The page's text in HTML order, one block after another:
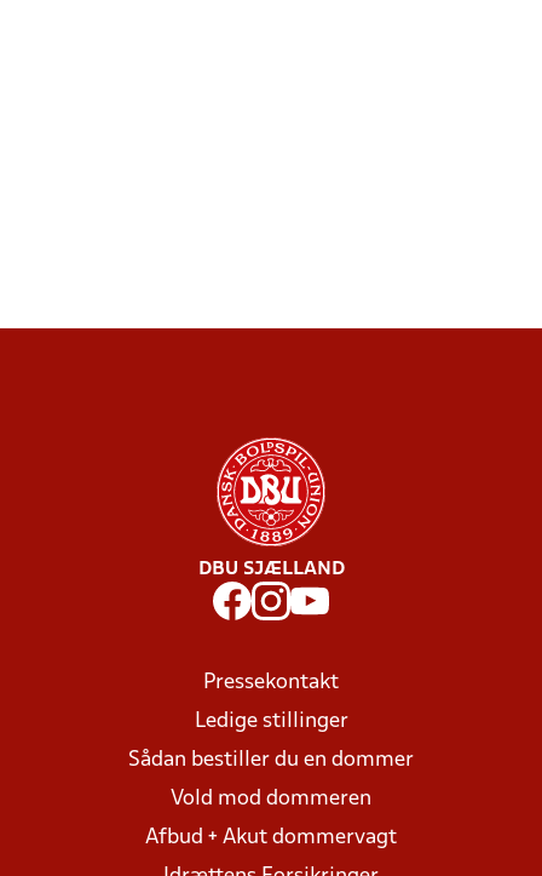
DBU SJÆLLAND
Pressekontakt
Ledige stillinger
Sådan bestiller du en dommer
Vold mod dommeren
Afbud + Akut dommervagt